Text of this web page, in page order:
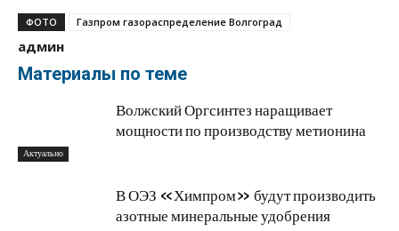
ФОТО Газпром газораспределение Волгоград
админ
Материалы по теме
Актуально
Волжский Оргсинтез наращивает
мощности по производству метионина
В ОЭЗ «Химпром» будут производить
азотные минеральные удобрения